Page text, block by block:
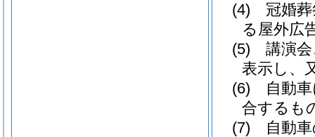
(4)
冠婚
る屋外広
(5)
講演
表示し、
(6)
自動
合するも
(7)
自動